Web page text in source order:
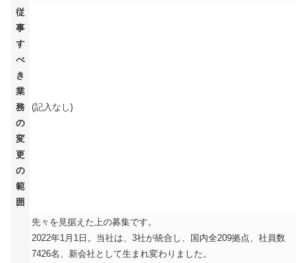
従
事
す
べ
き
業
務
の
変
更
の
範
囲
(記入なし)
先々を見据えた上の募集です。
2022年1⽉1⽇。当社は、3社が統合し、国内全209拠点、社員数
7426名、新会社として⽣まれ変わりました。